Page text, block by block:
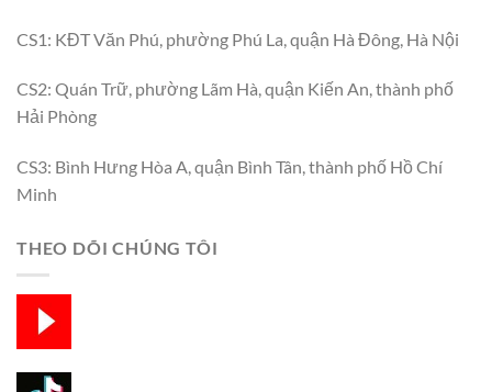
CS1: KĐT Văn Phú, phường Phú La, quận Hà Đông, Hà Nội
CS2: Quán Trữ, phường Lãm Hà, quận Kiến An, thành phố
Hải Phòng
CS3: Bình Hưng Hòa A, quận Bình Tân, thành phố Hồ Chí
Minh
THEO DÕI CHÚNG TÔI